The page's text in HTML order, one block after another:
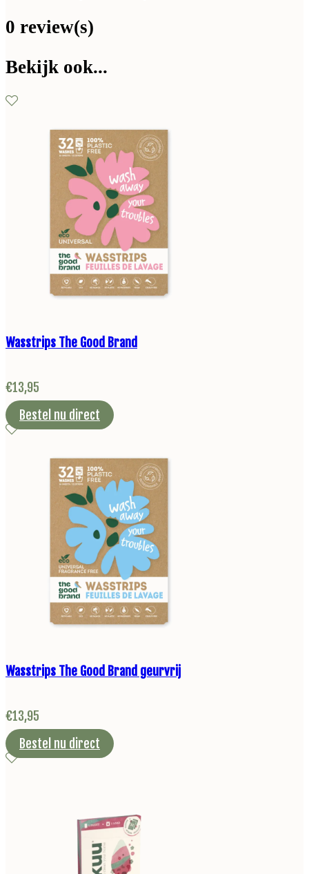
0 review(s)
Bekijk ook...
Wasstrips The Good Brand
€13,95
Bestel nu direct
Wasstrips The Good Brand geurvrij
€13,95
Bestel nu direct